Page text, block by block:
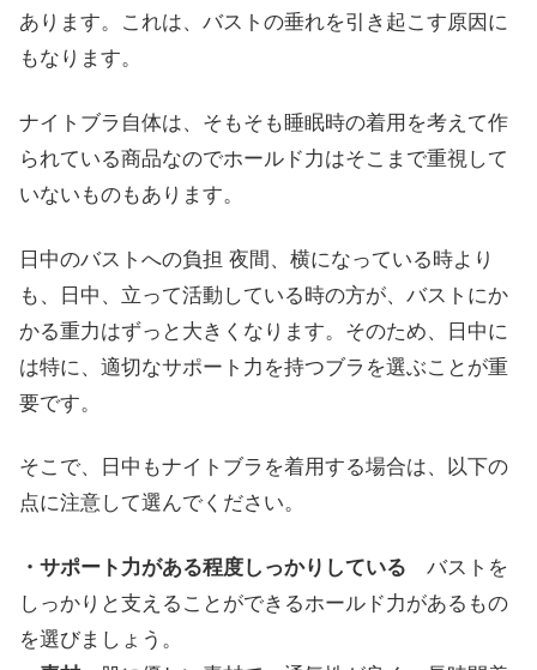
あります。これは、バストの垂れを引き起こす原因に
もなります。
ナイトブラ自体は、そもそも睡眠時の着用を考えて作
られている商品なのでホールド力はそこまで重視して
いないものもあります。
日中のバストへの負担 夜間、横になっている時より
も、日中、立って活動している時の方が、バストにか
かる重力はずっと大きくなります。そのため、日中に
は特に、適切なサポート力を持つブラを選ぶことが重
要です。
そこで、日中もナイトブラを着用する場合は、以下の
点に注意して選んでください。
・サポート力がある程度しっかりしている バストを
しっかりと支えることができるホールド力があるもの
を選びましょう。